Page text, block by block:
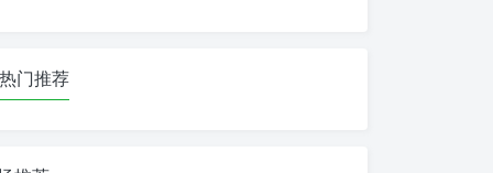
热门推荐